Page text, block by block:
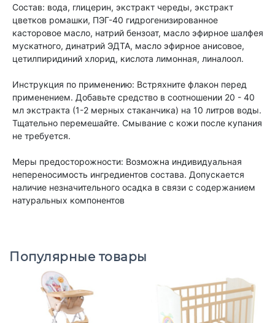
Состав: вода, глицерин, экстракт череды, экстракт
цветков ромашки, ПЭГ-40 гидрогенизированное
касторовое масло, натрий бензоат, масло эфирное шалфея
мускатного, динатрий ЭДТА, масло эфирное анисовое,
цетилпиридиний хлорид, кислота лимонная, линалоол.
Инструкция по применению: Встряхните флакон перед
применением. Добавьте средство в соотношении 20 - 40
мл экстракта (1-2 мерных стаканчика) на 10 литров воды.
Тщательно перемешайте. Смывание с кожи после купания
не требуется.
Меры предосторожности: Возможна индивидуальная
непереносимость ингредиентов состава. Допускается
наличие незначительного осадка в связи с содержанием
натуральных компонентов
Популярные товары